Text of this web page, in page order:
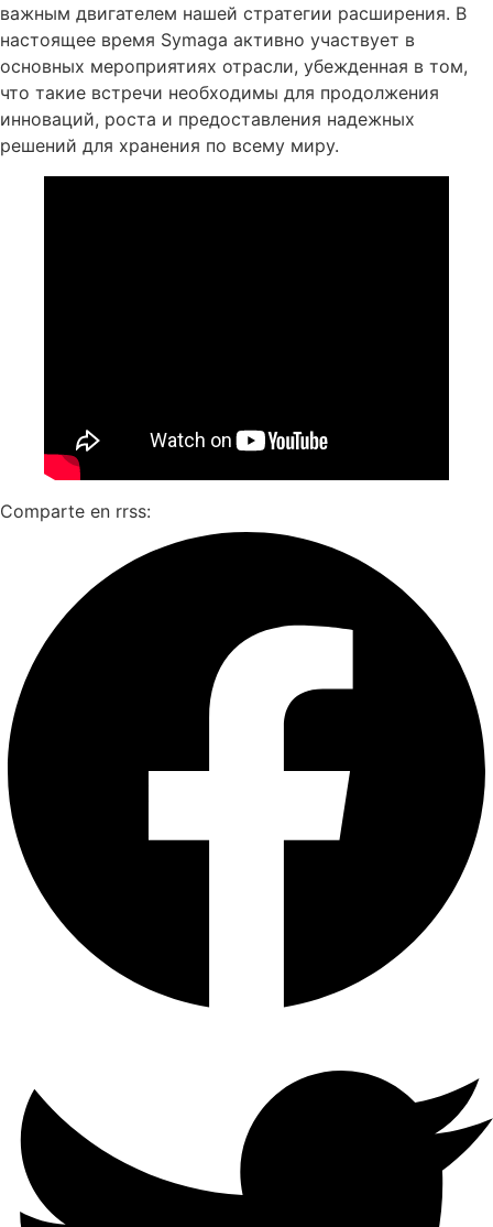
важным двигателем нашей стратегии расширения. В
настоящее время Symaga активно участвует в
основных мероприятиях отрасли, убежденная в том,
что такие встречи необходимы для продолжения
инноваций, роста и предоставления надежных
решений для хранения по всему миру.
Comparte en rrss: